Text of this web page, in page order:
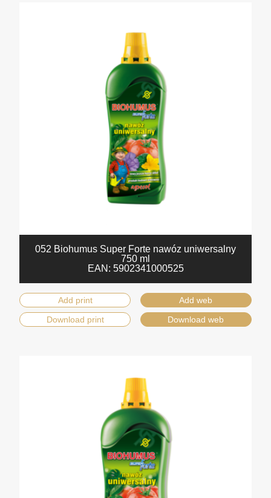
052 Biohumus Super Forte nawóz uniwersalny
750 ml
EAN: 5902341000525
Add print
Add web
Download print
Download web